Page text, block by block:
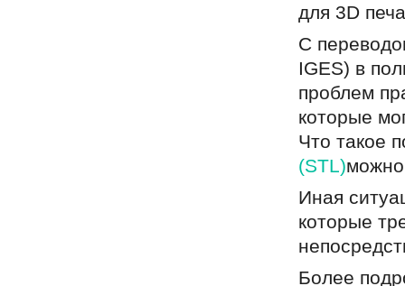
для 3D
С
IGES) в
проблем
которые
Что такое
(STL)можно
Иная
которые
Более